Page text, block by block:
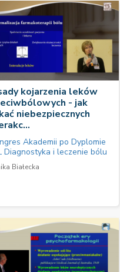
kojarzenia leków
- jak
niebezpiecznych
Akademii po Dyplomie
Diagnostyka i leczenie bólu
Białecka